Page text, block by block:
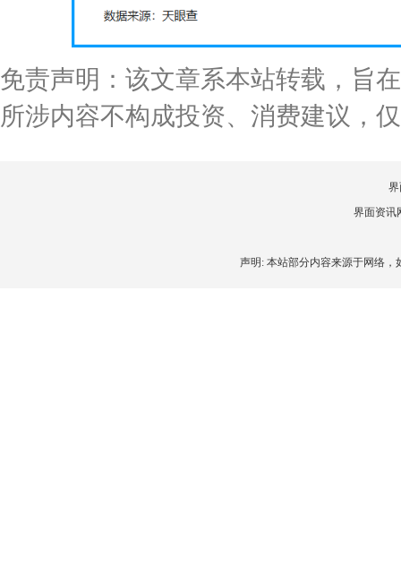
免责声明：该文章系本站转载，旨
所涉内容不构成投资、消费建议，
界
界面资讯
声明: 本站部分内容来源于网络